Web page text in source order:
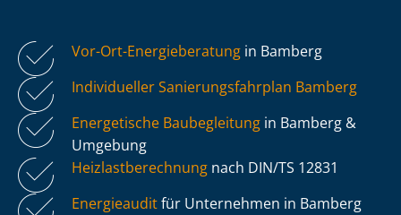
Vor-Ort-Energieberatung in Bamberg
Individueller Sa­nie­rungs­fahr­plan Bamberg
Energetische Baubegleitung in Bamberg &
Umgebung
Heiz­last­be­rech­nung nach DIN/TS 12831
Energieauditfür Unternehmen in Bamberg